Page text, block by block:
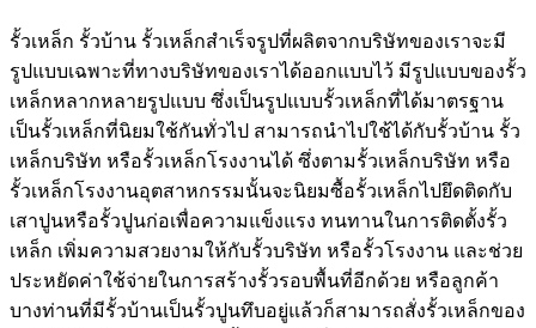
รั้วเหล็ก รั้วบ้าน รั้วเหล็กสำเร็จรูปที่ผลิตจากบริษัทของเราจะมี
รูปแบบเฉพาะที่ทางบริษัทของเราได้ออกแบบไว้ มีรูปแบบของรั้ว
เหล็กหลากหลายรูปแบบ ซึ่งเป็นรูปแบบรั้วเหล็กที่ได้มาตรฐาน
เป็นรั้วเหล็กที่นิยมใช้กันทั่วไป สามารถนำไปใช้ได้กับรั้วบ้าน รั้ว
เหล็กบริษัท หรือรั้วเหล็กโรงงานได้ ซึ่งตามรั้วเหล็กบริษัท หรือ
รั้วเหล็กโรงงานอุตสาหกรรมนั้นจะนิยมซื้อรั้วเหล็กไปยึดติดกับ
เสาปูนหรือรั้วปูนก่อเพื่อความแข็งแรง ทนทานในการติดตั้งรั้ว
เหล็ก เพิ่มความสวยงามให้กับรั้วบริษัท หรือรั้วโรงงาน และช่วย
ประหยัดค่าใช้จ่ายในการสร้างรั้วรอบพื้นที่อีกด้วย หรือลูกค้า
บางท่านที่มีรั้วบ้านเป็นรั้วปูนทึบอยู่แล้วก็สามารถสั่งรั้วเหล็กของ